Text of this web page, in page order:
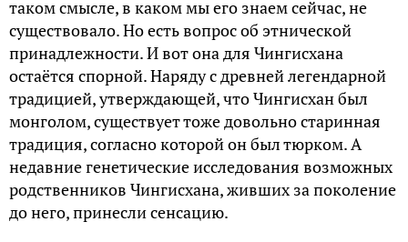
таком смысле, в каком мы его знаем сейчас, не
существовало. Но есть вопрос об этнической
принадлежности. И вот она для Чингисхана
остаётся спорной. Наряду с древней легендарной
традицией, утверждающей, что Чингисхан был
монголом, существует тоже довольно старинная
традиция, согласно которой он был тюрком. А
недавние генетические исследования возможных
родственников Чингисхана, живших за поколение
до него, принесли сенсацию.